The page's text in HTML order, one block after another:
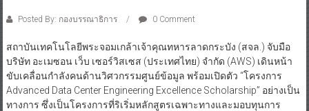
Posted By: กองบรรณาธิการ 0 Comment
สถาบันเทคโนโลยีพระจอมเกล้าเจ้าคุณทหารลาดกระบัง (สจล.) จับมือ
บริษัท อะเมซอน เว็บ เซอร์วิสเซส (ประเทศไทย) จำกัด (AWS) เดินหน้า
ขับเคลื่อนกำลังคนด้านวิศวกรรมศูนย์ข้อมูล พร้อมเปิดตัว “โครงการ
Advanced Data Center Engineering Excellence Scholarship” อย่างเป็น
ทางการ ซึ่งเป็นโครงการที่ริเริ่มหลักสูตรเฉพาะทางและมอบทุนการ